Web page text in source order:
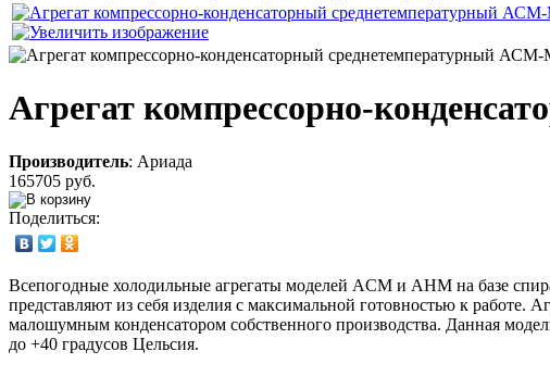
Агрегат компрессорно-
Производитель: Ариада
165705 руб.
Поделиться:
Всепогодные холодильные агрегаты моделей ACM и АНМ на базе
представляют из себя изделия с максимальной готовностью к
малошумным конденсатором собственного производства. Данная
до +40 градусов Цельсия.